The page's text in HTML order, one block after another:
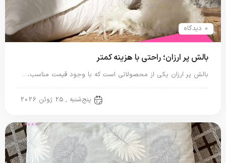
0 دیدگاه
بالش پر ارزان؛ راحتی با هزینه کمتر
بالش پر ارزان یکی از محصولاتی است که با وجود قیمت مناسب،…
پنج‌شنبه , 25 ژوئن 2026